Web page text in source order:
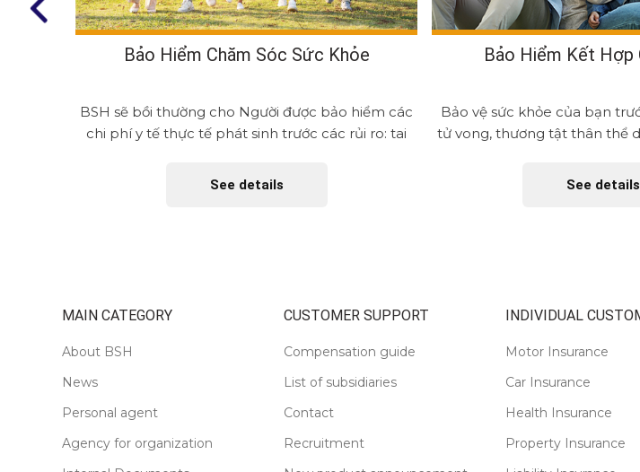
Bảo Hiểm Chăm Sóc Sức Khỏe
BSH sẽ bồi thường cho Người được bảo hiểm các
chi phí y tế thực tế phát sinh trước các rủi ro: tai
See details
Bảo Hiểm Kết Hợp
Bảo vệ sức khỏe của bạn
tử vong, thương tật thân thể
See details
MAIN CATEGORY
About BSH
News
Personal agent
Agency for organization
CUSTOMER SUPPORT
Compensation guide
List of subsidiaries
Contact
Recruitment
INDIVIDUAL
Motor Insurance
Car Insurance
Health Insurance
Property Insurance